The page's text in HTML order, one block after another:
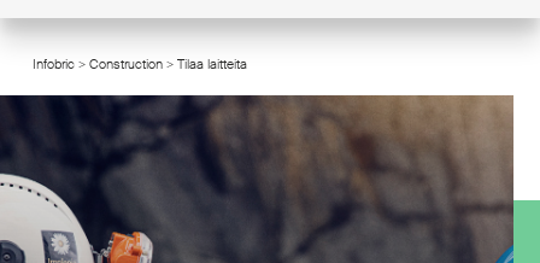
Infobric> Construction> Tilaa laitteita/